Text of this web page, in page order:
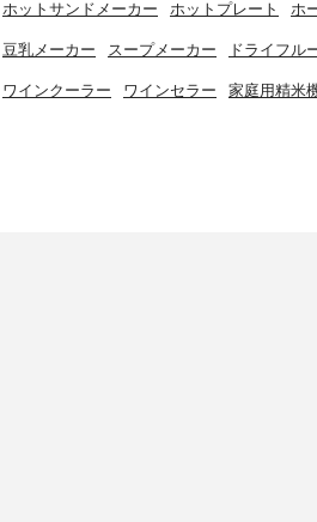
ホットサンドメーカー ホットプレート ホ
豆乳メーカー スープメーカー ドライフル
ワインクーラー ワインセラー 家庭用精米